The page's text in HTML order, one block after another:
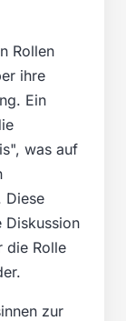
Rollen
ihre
Ein
was auf
Diese
Diskussion
die Rolle
zur